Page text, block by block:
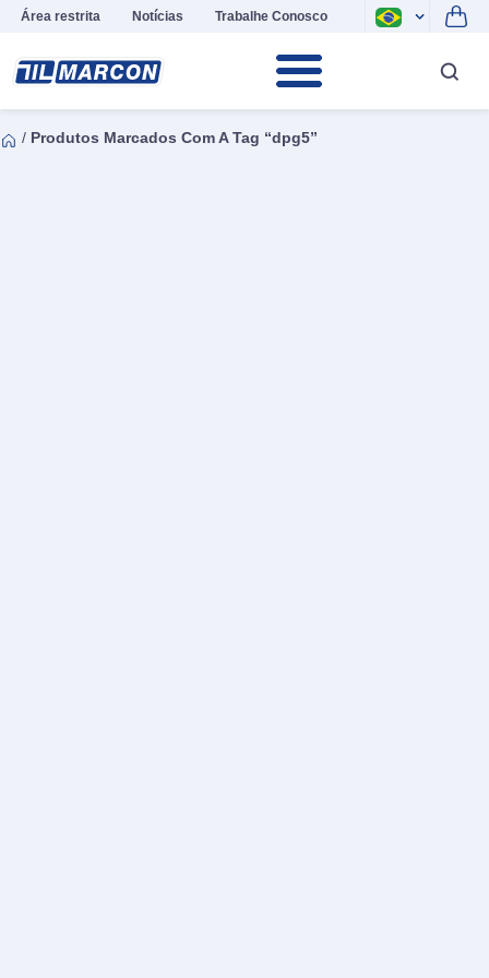
Área restrita Notícias Trabalhe Conosco
/ Produtos Marcados Com A Tag “dpg5”